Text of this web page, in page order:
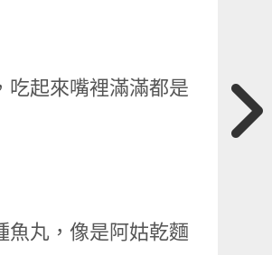
吃起來嘴裡滿滿都是
魚丸，像是阿姑乾麵